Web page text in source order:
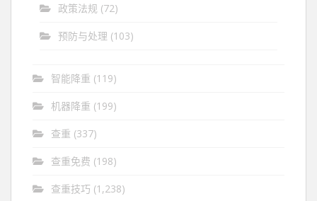
政策法规 (72)
预防与处理 (103)
智能降重 (119)
机器降重 (199)
查重 (337)
查重免费 (198)
查重技巧 (1,238)